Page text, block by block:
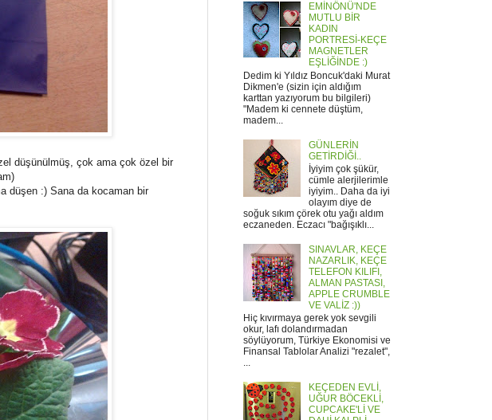
düşünülmüş, çok ama çok özel bir
düşen :) Sana da kocaman bir
EMİNÖNÜ'NDE
MUTLU BİR
KADIN
PORTRESİ-KEÇE
MAGNETLER
EŞLİĞİNDE :)
Dedim ki Yıldız Boncuk'daki Murat
Dikmen'e (sizin için aldığım
karttan yazıyorum bu bilgileri)
"Madem ki cennete düştüm,
madem...
GÜNLERİN
GETİRDİĞİ..
İyiyim çok şükür,
cümle alerjilerimle
iyiyim.. Daha da iyi
olayım diye de
soğuk sıkım çörek otu yağı aldım
eczaneden. Eczacı "bağışıklı...
SINAVLAR, KEÇE
NAZARLIK, KEÇE
TELEFON KILIFI,
ALMAN PASTASI,
APPLE CRUMBLE
VE VALİZ :))
Hiç kıvırmaya gerek yok sevgili
okur, lafı dolandırmadan
söylüyorum, Türkiye Ekonomisi ve
Finansal Tablolar Analizi "rezalet",
...
KEÇEDEN EVLİ,
UĞUR BÖCEKLİ,
CUPCAKE'Lİ VE